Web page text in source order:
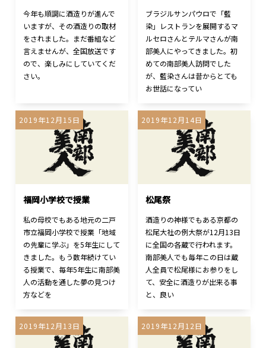
今年も順調に酒造りが進んで
いますが、その酒造りの取材
をされました。まだ番組など
言えませんが、全国放送です
ので、楽しみにしていてくだ
さい。
ブラジルサンパウロで「藍
染」レストランを展開するマ
ルセロさんとテルマさんが南
部美人にやってきました。初
めての南部美人訪問でした
が、藍染さんは昔からとても
お世話になってい
2019年12月15日
福岡小学校で授業
私の母校でもある地元の二戸
市立福岡小学校で授業「地域
の先輩に学ぶ」を5年生にして
きました。もう数年続けてい
る授業で、毎年5年生に南部美
人の活動を通した夢の見つけ
方などを
2019年12月14日
松尾祭
酒造りの神様でもある京都の
松尾大社の例大祭が12月13日
に全国の各蔵で行われます。
南部美人でも毎年この日は蔵
人全員で松尾様にお参りをし
て、安全に酒造りが出来る事
と、良い
2019年12月13日 2019年12月12日